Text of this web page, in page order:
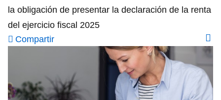
la obligación de presentar la declaración de la renta
del ejercicio fiscal 2025
Compartir